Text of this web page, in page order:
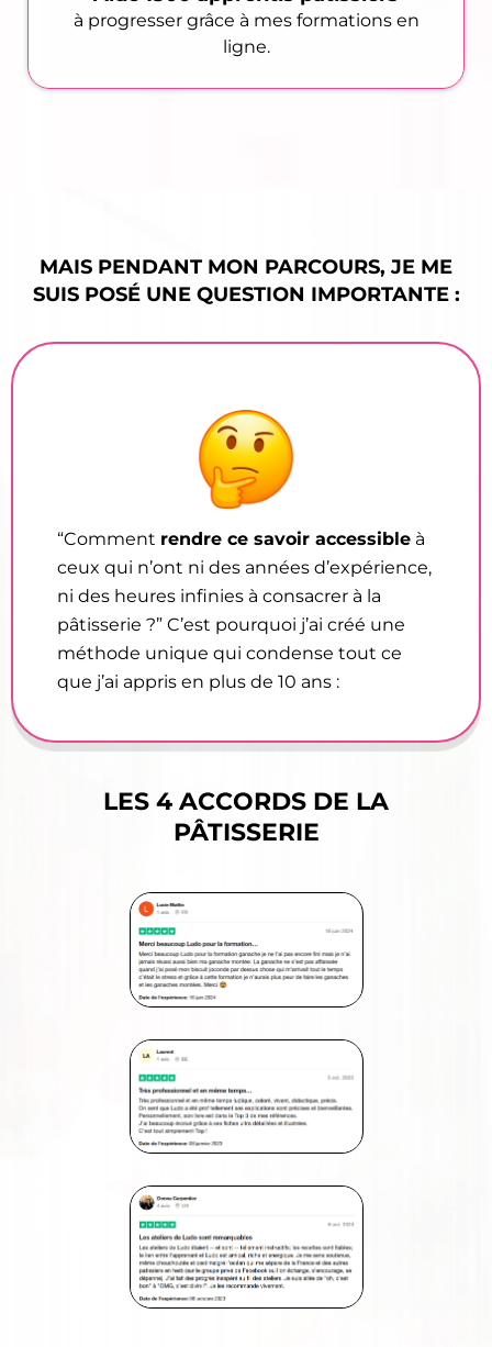
à progresser grâce à mes formations en
ligne.
MAIS PENDANT MON PARCOURS, JE ME
SUIS POSÉ UNE QUESTION IMPORTANTE :
“Comment rendre ce savoir accessible à
ceux qui n’ont ni des années d’expérience,
ni des heures infinies à consacrer à la
pâtisserie ?” C’est pourquoi j’ai créé une
méthode unique qui condense tout ce
que j’ai appris en plus de 10 ans :
LES 4 ACCORDS DE LA
PÂTISSERIE